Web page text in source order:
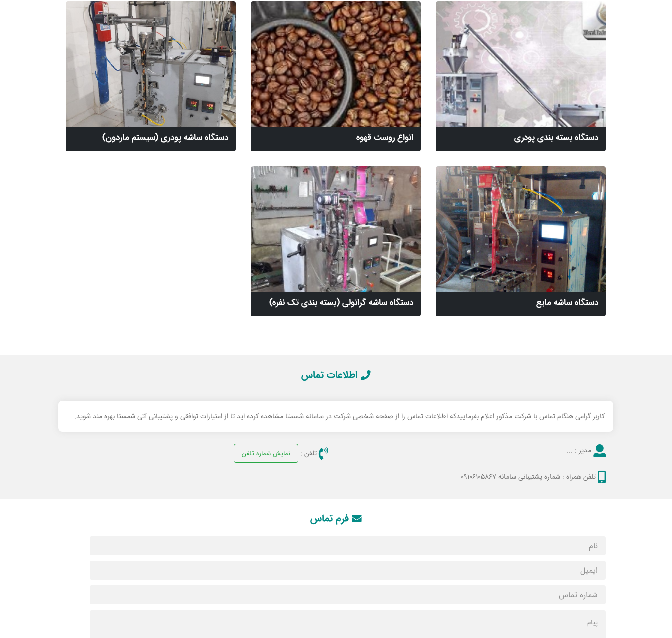
دستگاه بسته بندی پودری انواع روست قهوه دستگاه ساشه پودری (سیستم ماردون)
دستگاه ساشه مایع دستگاه ساشه گرانولی (بسته بندی تک نفره)
اطلاعات تماس
کاربر گرامی هنگام تماس با شرکت مذکور اعلام بفرماییدکه اطلاعات تماس را از صفحه شخصی شرکت در سامانه شمستا مشاهده کرده اید تا از امتیازات توافقی و پشتیبانی آتی شمستا بهره مند شوید.
مدیر : ... تلفن : نمایش شماره تلفن
تلفن همراه : شماره پشتیبانی سامانه 09106105867
فرم تماس